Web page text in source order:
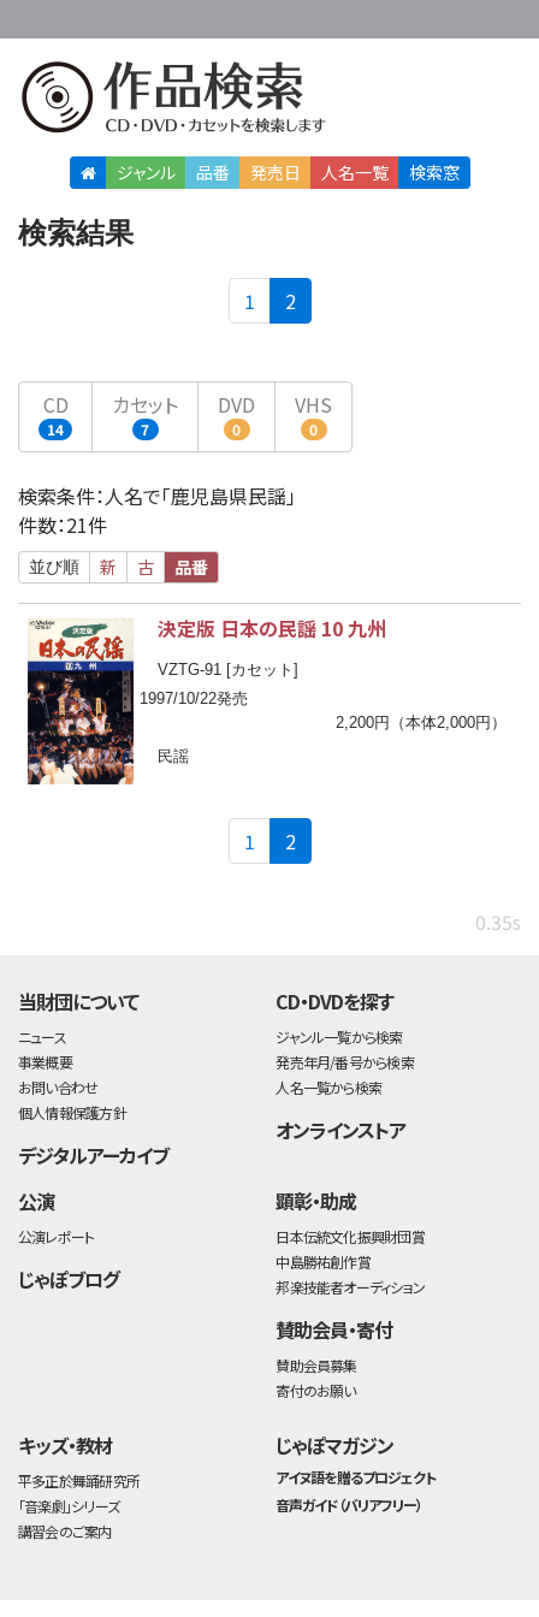
ジャンル 品番 発売日 人名一覧 検索窓
検索結果
1 2(current)
CD
14
カセット
7
DVD
0
VHS
0
検索条件：人名で「鹿児島県民謡」
件数：21件
並び順 新 古 品番
決定版 日本の民謡 10 九州
VZTG-91 [カセット]
1997/10/22発売
2,200円（本体2,000円）
民謡
1 2(current)
0.35s
当財団について
ニュース
事業概要
お問い合わせ
個人情報保護方針
デジタルアーカイブ
CD・DVDを探す
ジャンル一覧から検索
発売年月/番号から検索
人名一覧から検索
オンラインストア
公演
公演レポート
じゃぽブログ
顕彰・助成
日本伝統文化振興財団賞
中島勝祐創作賞
邦楽技能者オーディション
賛助会員・寄付
賛助会員募集
寄付のお願い
キッズ・教材
平多正於舞踊研究所
「音楽劇」シリーズ
講習会のご案内
じゃぽマガジン
アイヌ語を贈るプロジェクト
音声ガイド（バリアフリー）